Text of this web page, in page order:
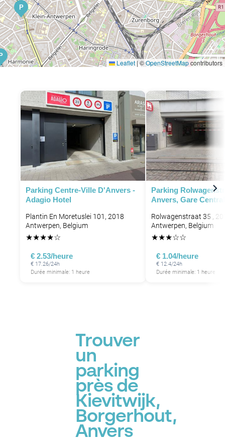
P
Leaflet|©OpenStreetMapcontributors
Parking Centre-Ville D'Anvers -
Adagio Hotel
Plantin En Moretuslei 101, 2018
Antwerpen, Belgium
★★★★☆
€ 2.53/heure
€ 17.26/24h
Durée minimale: 1 heure
Parking
Anvers, Gare
Rolwagenstraat 35 ,
Antwerpen, Belgium
★★★☆☆
€ 1.04/heure
€ 12.4/24h
Durée minimale: 1 heure
Trouver
un
parking
près de
Kievitwijk,
Borgerhout,
Anvers